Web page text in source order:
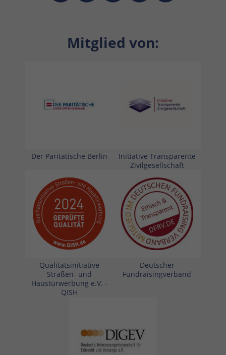
Mitglied von:
Der Paritätische Berlin
Initiative Transparente
Zivilgesellschaft
Qualitätsinitiative
Straßen- und
Haustürwerbung e.V. -
QISH
Deutscher
Fundraisingverband